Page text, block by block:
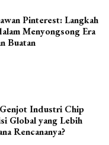
Pinterest: Langkah
Menyongsong Era
Buatan
Industri Chip
Global yang Lebih
Rencananya?